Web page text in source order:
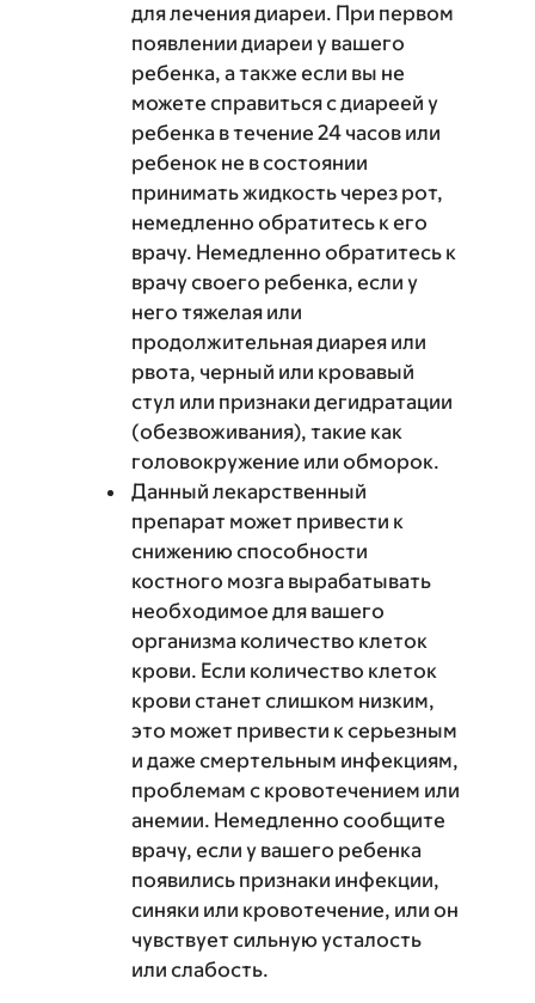
для лечения диареи. При первом
появлении диареи у вашего
ребенка, а также если вы не
можете справиться с диареей у
ребенка в течение 24 часов или
ребенок не в состоянии
принимать жидкость через рот,
немедленно обратитесь к его
врачу. Немедленно обратитесь к
врачу своего ребенка, если у
него тяжелая или
продолжительная диарея или
рвота, черный или кровавый
стул или признаки дегидратации
(обезвоживания), такие как
головокружение или обморок.
Данный лекарственный
препарат может привести к
снижению способности
костного мозга вырабатывать
необходимое для вашего
организма количество клеток
крови. Если количество клеток
крови станет слишком низким,
это может привести к серьезным
и даже смертельным инфекциям,
проблемам с кровотечением или
анемии. Немедленно сообщите
врачу, если у вашего ребенка
появились признаки инфекции,
синяки или кровотечение, или он
чувствует сильную усталость
или слабость.